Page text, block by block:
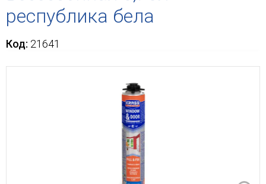
республика бела
Код: 21641